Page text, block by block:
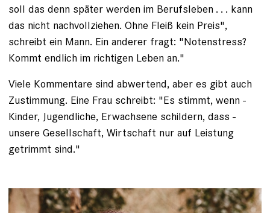
soll das denn später werden im Berufs­leben . . . kann
das nicht nachvollziehen. Ohne Fleiß kein Preis",
schreibt ein Mann. Ein anderer fragt: "Notenstress?
Kommt endlich im richtigen Leben an."
Viele Kommentare sind abwertend, aber es gibt auch
Zustimmung. Eine Frau schreibt: "Es stimmt, wenn ­
Kinder, Jugendliche, Erwachsene schildern, dass ­
unsere Gesellschaft, Wirtschaft nur auf Leistung
getrimmt sind."